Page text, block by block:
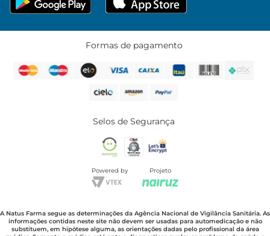
Formas de pagamento
Selos de Segurança
Powered by Projeto
A Natus Farma segue as determinações da Agência Nacional de Vigilância Sanitária. As
informações contidas neste site não devem ser usadas para automedicação e não
substituem, em hipótese alguma, as orientações dadas pelo profissional da área